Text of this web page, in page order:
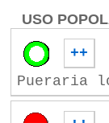
USO
++
Pueraria